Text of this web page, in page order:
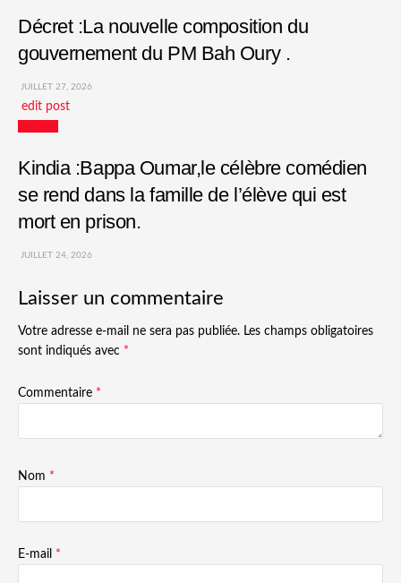
Décret :La nouvelle composition du
gouvernement du PM Bah Oury .
JUILLET 27, 2026
edit post
Kindia :Bappa Oumar,le célèbre comédien
se rend dans la famille de l’élève qui est
mort en prison.
JUILLET 24, 2026
Laisser un commentaire
Votre adresse e-mail ne sera pas publiée. Les champs obligatoires
sont indiqués avec *
Commentaire *
Nom *
E-mail *